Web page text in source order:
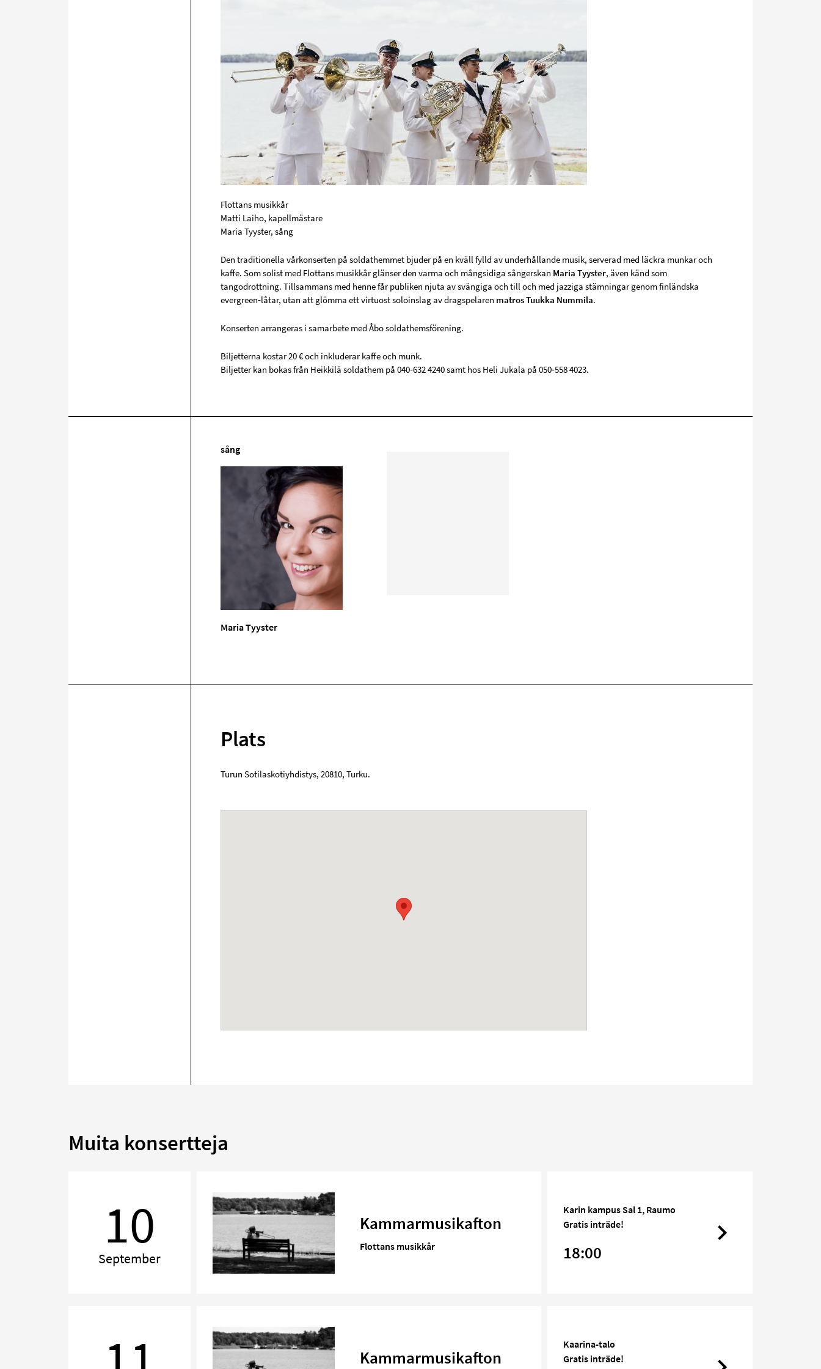
Flottans musikkår
Matti Laiho, kapellmästare
Maria Tyyster, sång
Den traditionella vårkonserten på soldathemmet bjuder på en kväll fylld av underhållande musik, serverad med läckra munkar och
kaffe. Som solist med Flottans musikkår glänser den varma och mångsidiga sångerskan Maria Tyyster, även känd som
tangodrottning. Tillsammans med henne får publiken njuta av svängiga och till och med jazziga stämningar genom finländska
evergreen‑låtar, utan att glömma ett virtuost soloinslag av dragspelaren matros Tuukka Nummila.
Konserten arrangeras i samarbete med Åbo soldathemsförening.
Biljetterna kostar 20 € och inkluderar kaffe och munk.
Biljetter kan bokas från Heikkilä soldathem på 040‑632 4240 samt hos Heli Jukala på 050‑558 4023.
sång
Maria Tyyster
Plats
Turun Sotilaskotiyhdistys, 20810, Turku.
Muita konsertteja
10
September
Kammarmusikafton
Flottans musikkår
Karin kampus Sal 1, Raumo
Gratis inträde!
18:00
Kammarmusikafton
Kaarina-talo
Gratis inträde!